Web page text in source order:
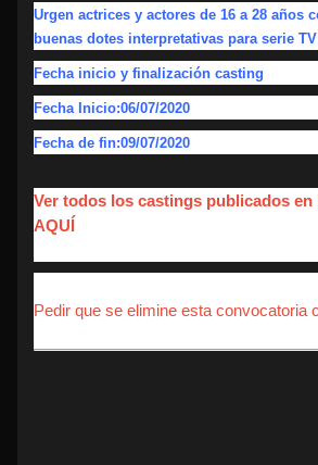
Urgen actrices y actores de 16 a 28 años
buenas dotes interpretativas para serie
Fecha inicio y finalización casting
Fecha Inicio:06/07/2020
Fecha de fin:09/07/2020
Ver todos los castings publicados en
AQUÍ
Pedir que se elimine esta convocatoria